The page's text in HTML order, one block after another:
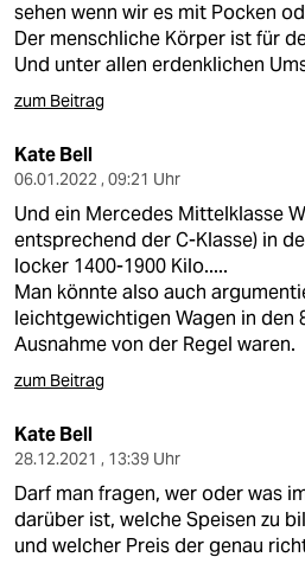
sehen wenn wir es mit Pocken
Der menschliche Körper ist für
Und unter allen erdenklichen
zum Beitrag
Kate Bell
06.01.2022 , 09:21 Uhr
Und ein Mercedes Mittelklasse
entsprechend der C-Klasse) in
locker 1400-1900 Kilo.....
Man könnte also auch
leichtgewichtigen Wagen in den
Ausnahme von der Regel waren.
zum Beitrag
Kate Bell
28.12.2021 , 13:39 Uhr
Darf man fragen, wer oder was
darüber ist, welche Speisen zu
und welcher Preis der genau